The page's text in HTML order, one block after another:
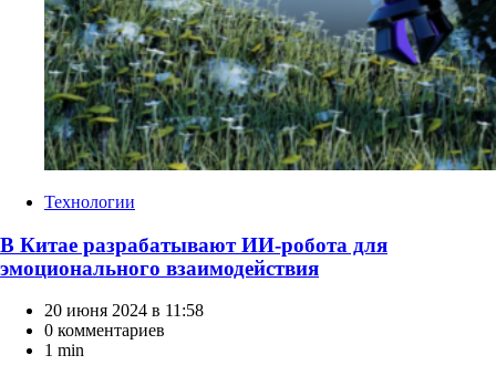
КатегорииТехнологии
В Китае разрабатывают ИИ-робота для
эмоционального взаимодействия
20 июня 2024 в 11:58
0 комментариев
1 min